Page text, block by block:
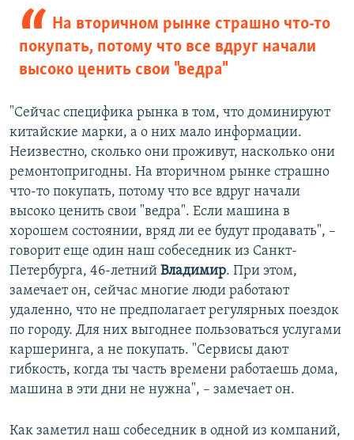
На вторичном рынке страшно что-то
покупать, потому что все вдруг начали
высоко ценить свои "ведра"
"Сейчас специфика рынка в том, что доминируют
китайские марки, а о них мало информации.
Неизвестно, сколько они проживут, насколько они
ремонтопригодны. На вторичном рынке страшно
что-то покупать, потому что все вдруг начали
высоко ценить свои "ведра". Если машина в
хорошем состоянии, вряд ли ее будут продавать", –
говорит еще один наш собеседник из Санкт-
Петербурга, 46-летний Владимир. При этом,
замечает он, сейчас многие люди работают
удаленно, что не предполагает регулярных поездок
по городу. Для них выгоднее пользоваться услугами
каршеринга, а не покупать. "Сервисы дают
гибкость, когда ты часть времени работаешь дома,
машина в эти дни не нужна", – замечает он.
Как заметил наш собеседник в одной из компаний,